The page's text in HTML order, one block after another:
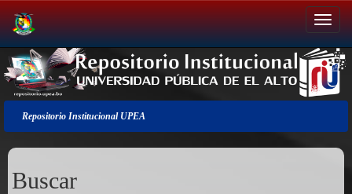
Salir
de
la
navegación
Repositorio Institucional UPEA
Buscar